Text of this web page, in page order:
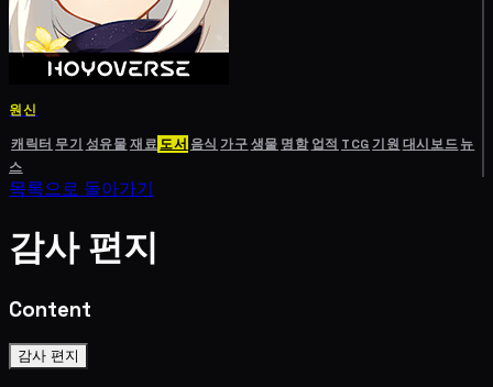
원신
캐릭터 무기 성유물재료도서 음식 가구생물 명함 업적 TCG기원 대시보드뉴
스
목록으로 돌아가기
감사 편지
Content
감사 편지